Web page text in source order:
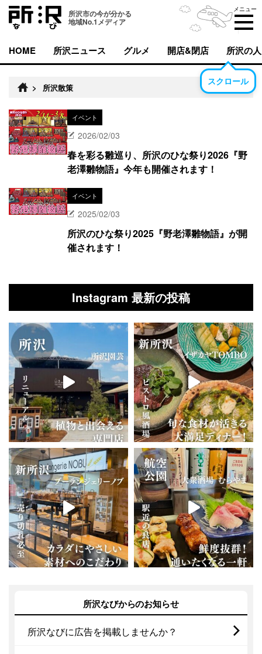
所沢市の今が分かる
地域No.1メディア
メニュー
HOME 所沢ニュース グルメ 開店&閉店 所沢の人
スクロール
> 所沢散策
イベント
2026/02/03
春を彩る雛巡り、所沢のひな祭り2026『野
老澤雛物語』今年も開催されます！
イベント
2025/02/03
所沢のひな祭り2025『野老澤雛物語』が開
催されます！
Instagram 最新の投稿
所沢なびからのお知らせ
所沢なびに広告を掲載しませんか？